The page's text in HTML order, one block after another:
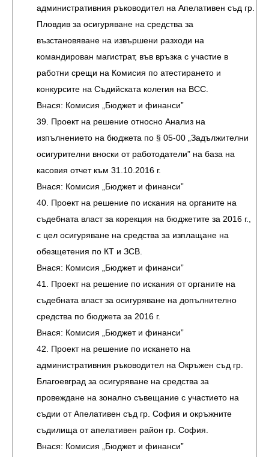
административния ръководител на Апелативен съд гр.
Пловдив за осигуряване на средства за
възстановяване на извършени разходи на
командирован магистрат, във връзка с участие в
работни срещи на Комисия по атестирането и
конкурсите на Съдийската колегия на ВСС.
Внася: Комисия „Бюджет и финанси”
39. Проект на решение относно Анализ на
изпълнението на бюджета по § 05-00 „Задължителни
осигурителни вноски от работодатели” на база на
касовия отчет към 31.10.2016 г.
Внася: Комисия „Бюджет и финанси”
40. Проект на решение по искания на органите на
съдебната власт за корекция на бюджетите за 2016 г.,
с цел осигуряване на средства за изплащане на
обезщетения по КТ и ЗСВ.
Внася: Комисия „Бюджет и финанси”
41. Проект на решение по искания от органите на
съдебната власт за осигуряване на допълнително
средства по бюджета за 2016 г.
Внася: Комисия „Бюджет и финанси”
42. Проект на решение по искането на
административния ръководител на Окръжен съд гр.
Благоевград за осигуряване на средства за
провеждане на зонално съвещание с участието на
съдии от Апелативен съд гр. София и окръжните
съдилища от апелативен район гр. София.
Внася: Комисия „Бюджет и финанси”